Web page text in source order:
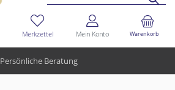
Persönliche Beratung
Warenkorb
Merkzettel Mein Konto